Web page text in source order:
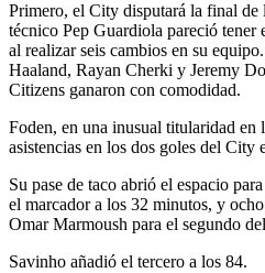
Primero, el City disputará la final de
técnico Pep Guardiola pareció tener
al realizar seis cambios en su
Haaland, Rayan Cherki y Jeremy
Citizens ganaron con comodidad.
Foden, en una inusual titularidad en
asistencias en los dos goles del City
Su pase de taco abrió el espacio
el marcador a los 32 minutos, y
Omar Marmoush para el segundo
Savinho añadió el tercero a los 84.